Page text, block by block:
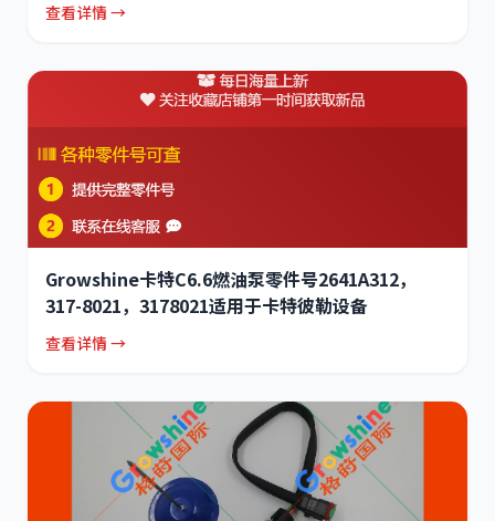
查看详情 →
Growshine卡特C6.6燃油泵零件号2641A312，
317-8021，3178021适用于卡特彼勒设备
查看详情 →